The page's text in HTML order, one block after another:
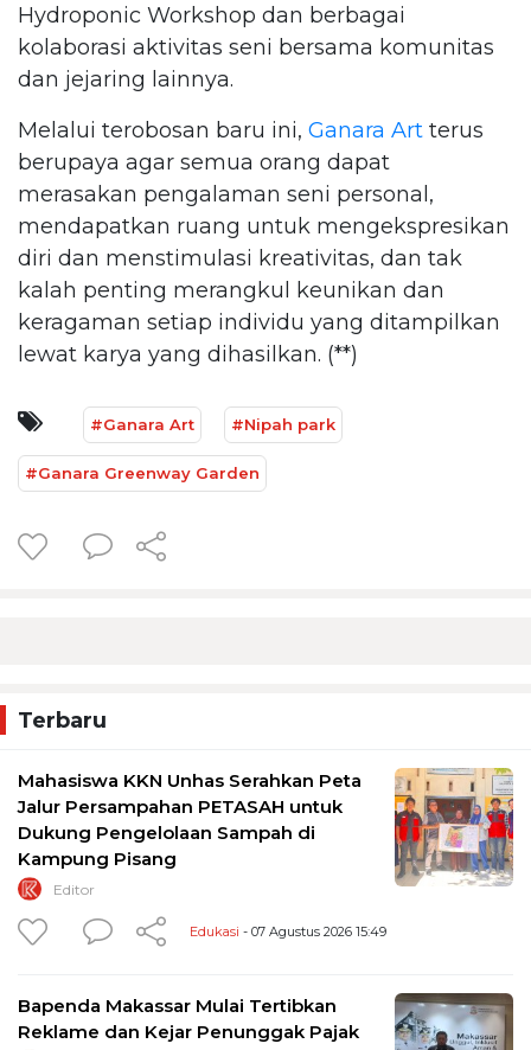
Hydroponic Workshop dan berbagai
kolaborasi aktivitas seni bersama komunitas
dan jejaring lainnya.
Melalui terobosan baru ini, Ganara Art terus
berupaya agar semua orang dapat
merasakan pengalaman seni personal,
mendapatkan ruang untuk mengekspresikan
diri dan menstimulasi kreativitas, dan tak
kalah penting merangkul keunikan dan
keragaman setiap individu yang ditampilkan
lewat karya yang dihasilkan. (**)
#Ganara Art #Nipah park
#Ganara Greenway Garden
Terbaru
Mahasiswa KKN Unhas Serahkan Peta
Jalur Persampahan PETASAH untuk
Dukung Pengelolaan Sampah di
Kampung Pisang
Editor
Edukasi - 07 Agustus 2026 15:49
Bapenda Makassar Mulai Tertibkan
Reklame dan Kejar Penunggak Pajak